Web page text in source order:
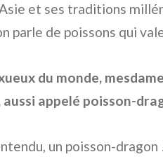
et ses traditions
parle de poissons qui
du monde,
appelé poisson-
un poisson-dragon